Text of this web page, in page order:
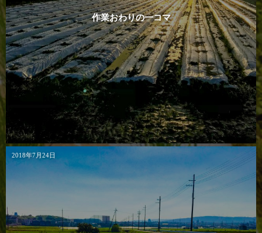
作業おわりの一コマ
2018年7月24日